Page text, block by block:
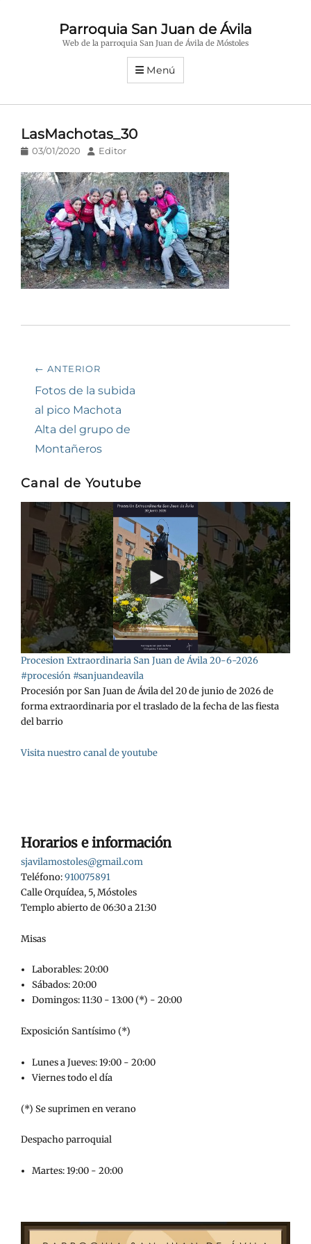
Parroquia San Juan de Ávila
Web de la parroquia San Juan de Ávila de Móstoles
Menú
LasMachotas_30
Publicado
03/01/2020 AutorEditor
Navegación
de
entradas
← ANTERIOR
Entrada
anterior:
Fotos de la subida
al pico Machota
Alta del grupo de
Montañeros
Canal de Youtube
Procesion Extraordinaria San Juan de Ávila 20-6-2026
#procesión #sanjuandeavila
Procesión por San Juan de Ávila del 20 de junio de 2026 de
forma extraordinaria por el traslado de la fecha de las fiesta
del barrio
Visita nuestro canal de youtube
Horarios e información
sjavilamostoles@gmail.com
Teléfono:910075891
Calle Orquídea, 5, Móstoles
Templo abierto de 06:30 a 21:30
Misas
Laborables: 20:00
Sábados: 20:00
Domingos: 11:30 - 13:00 (*) - 20:00
Exposición Santísimo (*)
Lunes a Jueves: 19:00 - 20:00
Viernes todo el día
(*) Se suprimen en verano
Despacho parroquial
Martes: 19:00 - 20:00